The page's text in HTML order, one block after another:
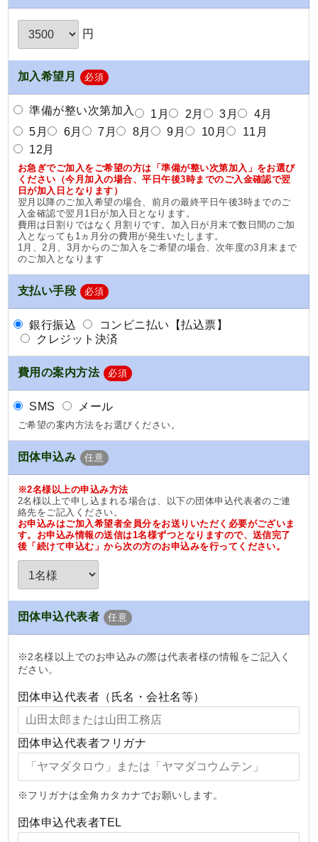
円
加入希望月 必須
準備が整い次第加入 1月 2月 3月
4月
5月
6月 7月 8月 9月 10月
11月
12月
お急ぎでご加入をご希望の方は「準備が整い次第加入」をお選び
ください（今月加入の場合、平日午後3時までのご入金確認で翌
日が加入日となります）
翌月以降のご加入希望の場合、前月の最終平日午後3時までのご
入金確認で翌月1日が加入日となります。
費用は日割りではなく月割りです。加入日が月末で数日間のご加
入となっても1ヵ月分の費用が発生いたします。
1月、2月、3月からのご加入をご希望の場合、次年度の3月末まで
のご加入となります
支払い手段 必須
銀行振込
コンビニ払い【払込票】
クレジット決済
費用の案内方法 必須
SMS メール
ご希望の案内方法をお選びください。
団体申込み 任意
※2名様以上の申込み方法
2名様以上で申し込まれる場合は、以下の団体申込代表者のご連
絡先をご記入ください。
お申込みはご加入希望者全員分をお送りいただく必要がございま
す。お申込み情報の送信は1名様ずつとなりますので、送信完了
後「続けて申込む」から次の方のお申込みを行ってください。
団体申込代表者 任意
※2名様以上でのお申込みの際は代表者様の情報をご記入く
ださい。
団体申込代表者（氏名・会社名等）
団体申込代表者フリガナ
※フリガナは全角カタカナでお願いします。
団体申込代表者TEL